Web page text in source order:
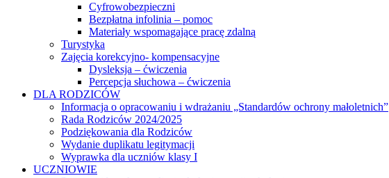
Cyfrowobezpieczni
Bezpłatna infolinia – pomoc
Materiały wspomagające pracę zdalną
Turystyka
Zajęcia korekcyjno- kompensacyjne
Dysleksja – ćwiczenia
Percepcja słuchowa – ćwiczenia
DLA RODZICÓW
Informacja o opracowaniu i wdrażaniu „Standardów ochrony małoletnich”
Rada Rodziców 2024/2025
Podziękowania dla Rodziców
Wydanie duplikatu legitymacji
Wyprawka dla uczniów klasy I
UCZNIOWIE